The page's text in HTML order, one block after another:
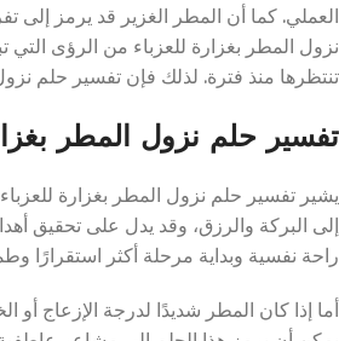
العملي. كما أن المطر الغزير قد يرمز إلى
نزول المطر بغزارة للعزباء من الرؤى
تنتظرها منذ فترة. لذلك فإن تفسير حلم
تفسير حلم نزول المطر
يشير تفسير حلم نزول المطر بغزارة للعزباء
إلى البركة والرزق، وقد يدل على تحقيق
راحة نفسية وبداية مرحلة أكثر استقرارًا
أما إذا كان المطر شديدًا لدرجة الإزعاج